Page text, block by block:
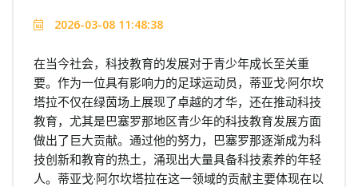
2026-03-08 11:48:38
在当今社会，科技教育的发展对于青少年成长至关重
要。作为一位具有影响力的足球运动员，蒂亚戈·阿尔坎
塔拉不仅在绿茵场上展现了卓越的才华，还在推动科技
教育，尤其是巴塞罗那地区青少年的科技教育发展方面
做出了巨大贡献。通过他的努力，巴塞罗那逐渐成为科
技创新和教育的热土，涌现出大量具备科技素养的年轻
人。蒂亚戈·阿尔坎塔拉在这一领域的贡献主要体现在以